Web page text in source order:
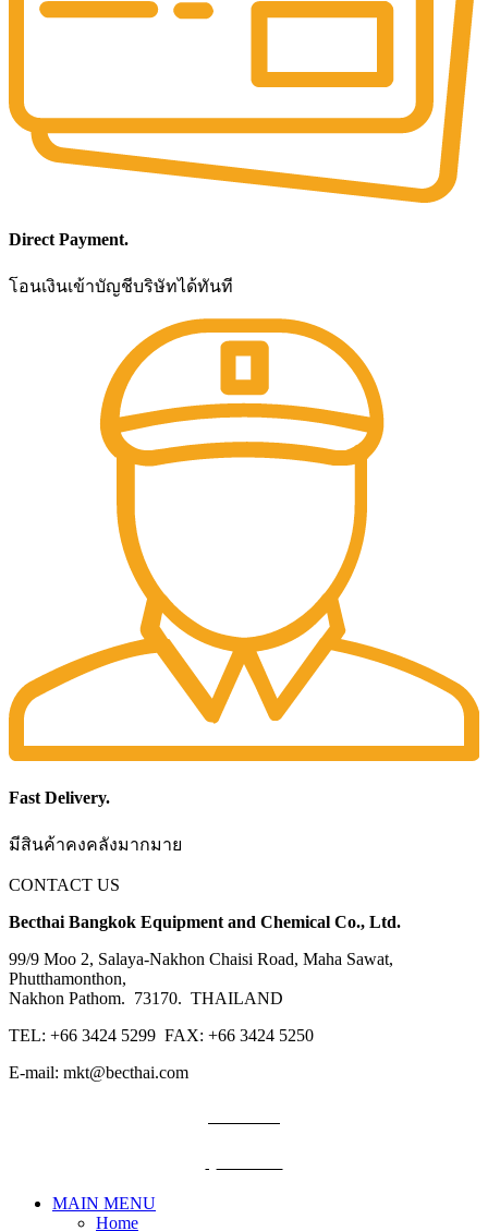
Direct Payment.
โอนเงินเข้าบัญชีบริษัทได้ทันที
Fast Delivery.
มีสินค้าคงคลังมากมาย
CONTACT US
Becthai Bangkok Equipment and Chemical Co., Ltd.
99/9 Moo 2, Salaya-Nakhon Chaisi Road, Maha Sawat,
Phutthamonthon,
Nakhon Pathom. 73170. THAILAND
TEL: +66 3424 5299 FAX: +66 3424 5250
E-mail: mkt@becthai.com
MAIN MENU
Home